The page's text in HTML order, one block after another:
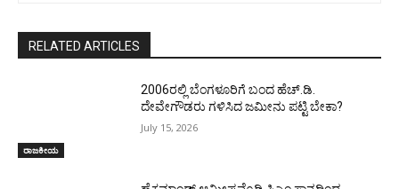
RELATED ARTICLES
ರಾಜಕೀಯ
2006ರಲ್ಲಿ ಬೆಂಗಳೂರಿಗೆ ಬಂದ ಹೆಚ್.ಡಿ.
ದೇವೇಗೌಡರು ಗಳಿಸಿದ ಜಮೀನು ಪಟ್ಟಿ ಬೇಕಾ?
July 15, 2026